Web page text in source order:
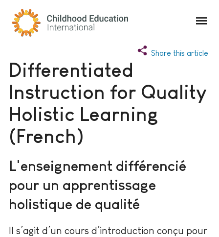
Childhood Education International
Share this article
Differentiated
Instruction for Quality
Holistic Learning
(French)
L'enseignement différencié
pour un apprentissage
holistique de qualité
Il s’agit d’un cours d’introduction conçu pour